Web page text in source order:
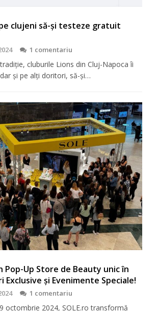
clujeni să-şi testeze gratuit
1 comentariu
cluburile Lions din Cluj-Napoca îi
şi pe alţi doritori, să-şi…
Pop-Up Store de Beauty unic în
Exclusive și Evenimente Speciale!
1 comentariu
octombrie 2024, SOLE.ro transformă